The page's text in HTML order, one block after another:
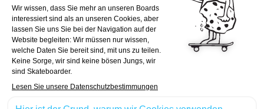
Kaufberatung
Board auswählen